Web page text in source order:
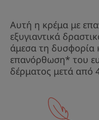
Αυτή η κρέμα με
εξυγιαντικά
άμεσα τη δυσφορία
επανόρθωση* του
δέρματος μετά από